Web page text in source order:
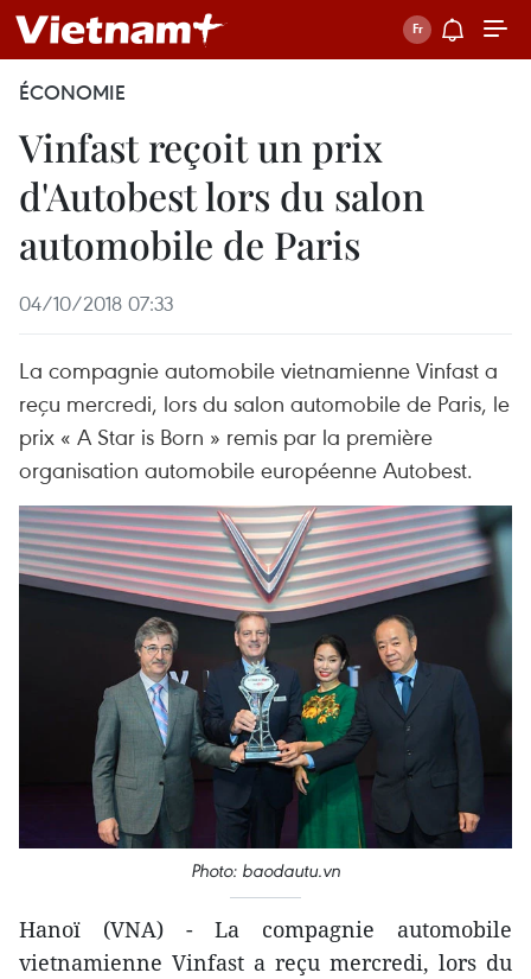
ÉCONOMIE
Vinfast reçoit un prix
d'Autobest lors du salon
automobile de Paris
04/10/2018 07:33
La compagnie automobile vietnamienne Vinfast a
reçu mercredi, lors du salon automobile de Paris, le
prix « A Star is Born » remis par la première
organisation automobile européenne Autobest.
Photo: baodautu.vn
Hanoï (VNA) - La compagnie automobile
vietnamienne Vinfast a reçu mercredi, lors du